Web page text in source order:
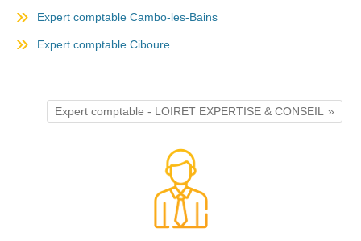
Expert comptable Cambo-les-Bains
Expert comptable Ciboure
Expert comptable - LOIRET EXPERTISE & CONSEIL